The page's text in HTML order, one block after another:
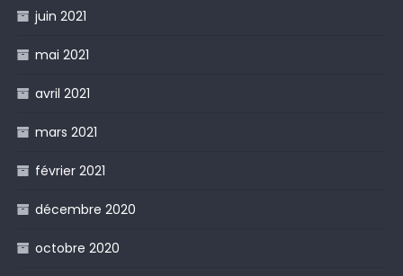
juin 2021
mai 2021
avril 2021
mars 2021
février 2021
décembre 2020
octobre 2020